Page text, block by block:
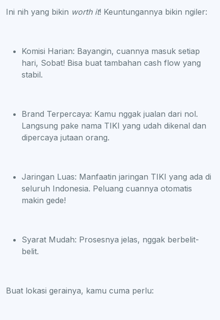
Ini nih yang bikin worth it! Keuntungannya bikin ngiler:
Komisi Harian: Bayangin, cuannya masuk setiap
hari, Sobat! Bisa buat tambahan cash flow yang
stabil.
Brand Terpercaya: Kamu nggak jualan dari nol.
Langsung pake nama TIKI yang udah dikenal dan
dipercaya jutaan orang.
Jaringan Luas: Manfaatin jaringan TIKI yang ada di
seluruh Indonesia. Peluang cuannya otomatis
makin gede!
Syarat Mudah: Prosesnya jelas, nggak berbelit-
belit.
Buat lokasi gerainya, kamu cuma perlu: